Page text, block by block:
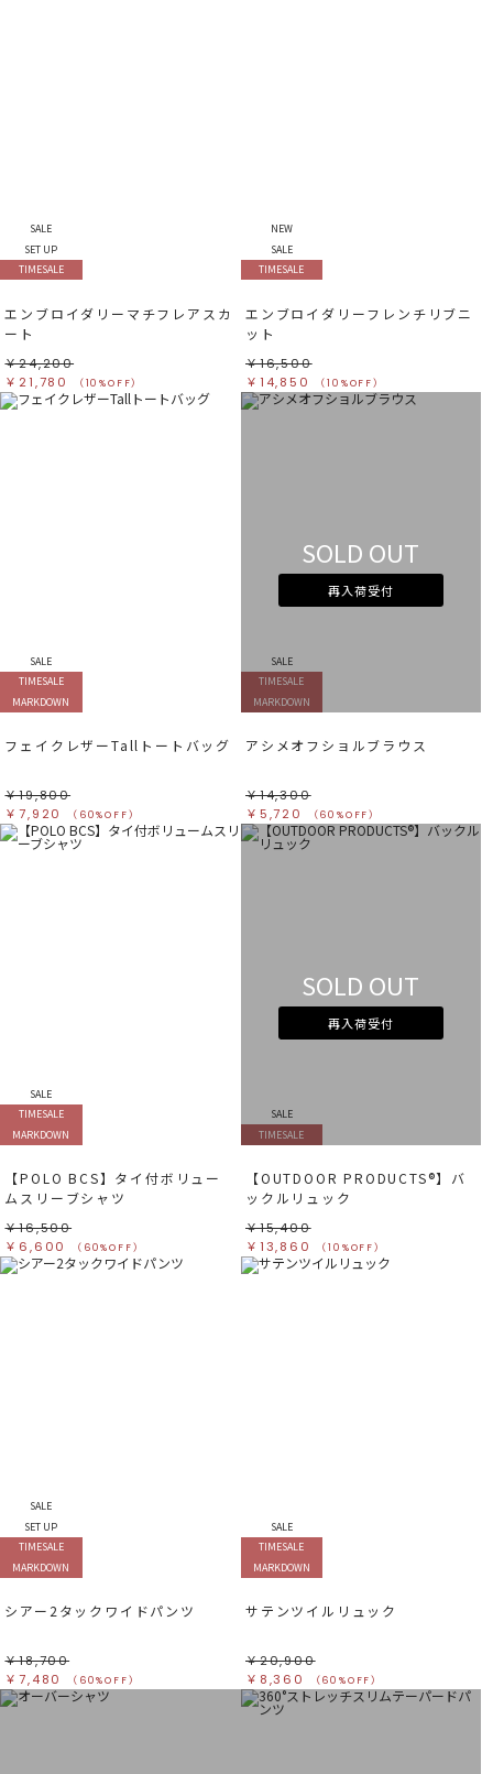
SALE
SET UP
TIMESALE
エンブロイダリーマチフレアスカ
ート
￥24,200
￥21,780
（10%OFF）
NEW
SALE
TIMESALE
エンブロイダリーフレンチリブニ
ット
￥16,500
￥14,850
（10%OFF）
SALE
TIMESALE
MARKDOWN
フェイクレザーTallトートバッグ
￥19,800
￥7,920
（60%OFF）
SOLD OUT
再入荷受付
SALE
TIMESALE
MARKDOWN
アシメオフショルブラウス
￥14,300
￥5,720
（60%OFF）
SALE
TIMESALE
MARKDOWN
【POLO BCS】タイ付ボリュー
ムスリーブシャツ
￥16,500
￥6,600
（60%OFF）
SOLD OUT
再入荷受付
SALE
TIMESALE
【OUTDOOR PRODUCTS®︎】バ
ックルリュック
￥15,400
￥13,860
（10%OFF）
SALE
SET UP
TIMESALE
MARKDOWN
シアー2タックワイドパンツ
￥18,700
￥7,480
（60%OFF）
SALE
TIMESALE
MARKDOWN
サテンツイルリュック
￥20,900
￥8,360
（60%OFF）